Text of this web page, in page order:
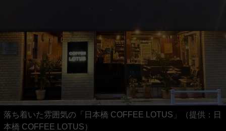
落ち着いた雰囲気の「日本橋 COFFEE LOTUS」（提供：日
本橋 COFFEE LOTUS）